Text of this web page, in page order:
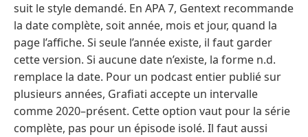
suit le style demandé. En APA 7, Gentext recommande
la date complète, soit année, mois et jour, quand la
page l’affiche. Si seule l’année existe, il faut garder
cette version. Si aucune date n’existe, la forme n.d.
remplace la date. Pour un podcast entier publié sur
plusieurs années, Grafiati accepte un intervalle
comme 2020–présent. Cette option vaut pour la série
complète, pas pour un épisode isolé. Il faut aussi